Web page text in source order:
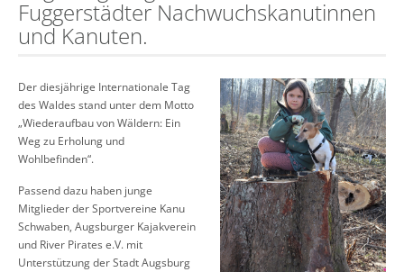
Fuggerstädter Nachwuchskanutinnen
und Kanuten.
Der diesjährige Internationale Tag
des Waldes stand unter dem Motto
„Wiederaufbau von Wäldern: Ein
Weg zu Erholung und
Wohlbefinden“.
Passend dazu haben junge
Mitglieder der Sportvereine Kanu
Schwaben, Augsburger Kajakverein
und River Pirates e.V. mit
Unterstützung der Stadt Augsburg